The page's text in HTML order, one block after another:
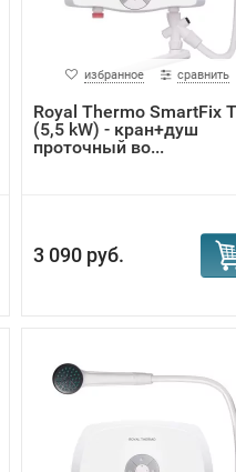
избранное сравнить
Royal Thermo SmartFix
(5,5 kW) - кран+душ
проточный во...
3 090 руб.